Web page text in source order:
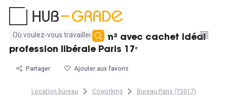
Aucun
résultat
trouvé
Location bureau 178m² avec cachet idéal
profession libérale Paris 17ᵉ
Partager Ajouter aux favoris
Location bureau Coworking Bureau Paris (75017)